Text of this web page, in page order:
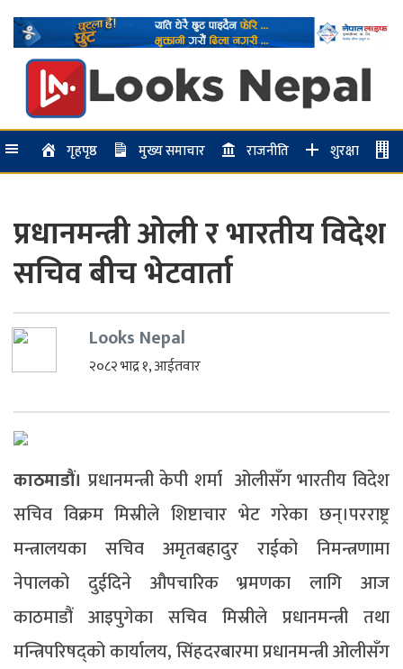
गृहपृष्ठ मुख्य समाचार राजनीति शुरक्षा
प्रधानमन्त्री ओली र भारतीय विदेश
सचिव बीच भेटवार्ता
Looks Nepal
२०८२ भाद्र १, आईतवार
काठमाडौं। प्रधानमन्त्री केपी शर्मा ओलीसँग भारतीय विदेश
सचिव विक्रम मिस्रीले शिष्टाचार भेट गरेका छन्।परराष्ट्र
मन्त्रालयका सचिव अमृतबहादुर राईको निमन्त्रणामा
नेपालको दुईदिने औपचारिक भ्रमणका लागि आज
काठमाडौं आइपुगेका सचिव मिस्रीले प्रधानमन्त्री तथा
मन्त्रिपरिषद्को कार्यालय, सिंहदरबारमा प्रधानमन्त्री ओलीसँग